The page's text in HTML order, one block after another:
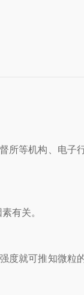
等机构、电子
有关。
就可推知微粒